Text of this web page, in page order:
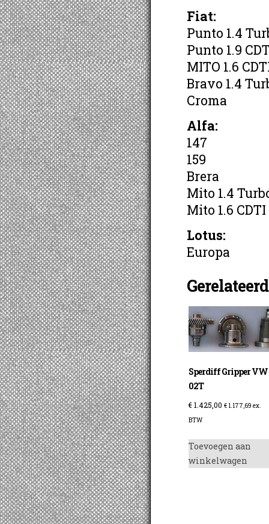
Fiat:
Punto 1.4
Punto 1.9
MITO 1.6
Bravo 1.4
Croma
Alfa:
147
159
Brera
Mito 1.4
Mito 1.6 CDTI
Lotus:
Europa
Sperdiff Gripper VW
02T
€1.425,00 € 1.177,69 ex.
BTW
Toevoegen aan
winkelwagen